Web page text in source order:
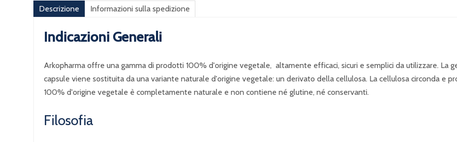
Descrizione Informazioni sulla spedizione
Indicazioni Generali
Arkopharma offre una gamma di prodotti 100% d'origine vegetale, altamente efficaci, sicuri e semplici da utilizzare. La
capsule viene sostituita da una variante naturale d'origine vegetale: un derivato della cellulosa. La cellulosa circonda e
100% d'origine vegetale è completamente naturale e non contiene né glutine, né conservanti.
Filosofia